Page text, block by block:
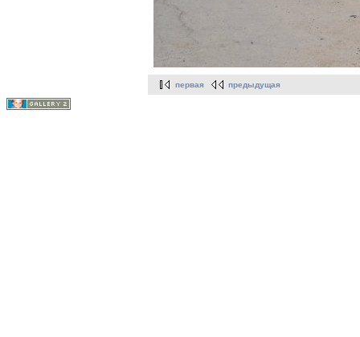
первая предыдущая